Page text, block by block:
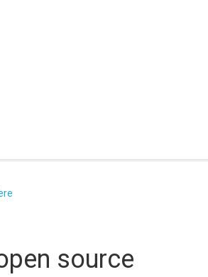
source